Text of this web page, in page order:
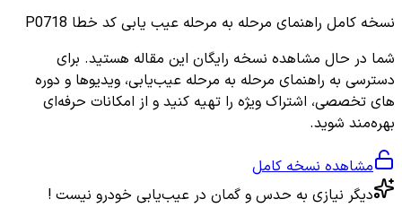
نسخه کامل راهنمای مرحله به مرحله عیب یابی کد خطا P0718
شما در حال مشاهده نسخه رایگان این مقاله هستید. برای
دسترسی به راهنمای مرحله به مرحله عیب‌یابی، ویدیوها و دوره
های تخصصی، اشتراک ویژه را تهیه کنید و از امکانات حرفه‌ای
بهره‌مند شوید.
مشاهده نسخه کامل
دیگر نیازی به حدس و گمان در عیب‌یابی خودرو نیست !